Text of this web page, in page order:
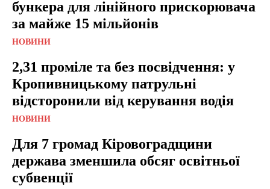
бункера для лінійного прискорювача
за майже 15 мільйонів
НОВИНИ
2,31 проміле та без посвідчення: у
Кропивницькому патрульні
відсторонили від керування водія
НОВИНИ
Для 7 громад Кіровоградщини
держава зменшила обсяг освітньої
субвенції